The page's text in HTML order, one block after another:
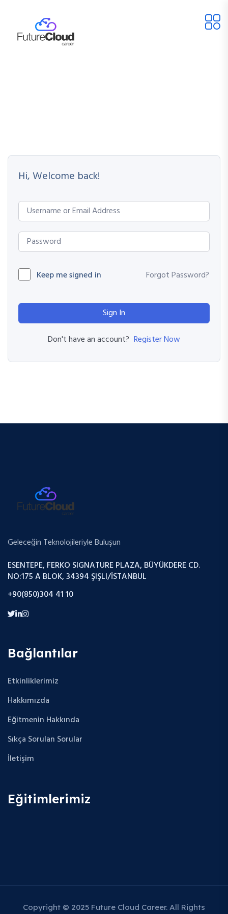
Hi, Welcome back!
Keep me signed in Forgot Password?
Sign In
Don't have an account? Register Now
Geleceğin Teknolojileriyle Buluşun
ESENTEPE, FERKO SIGNATURE PLAZA, BÜYÜKDERE CD.
NO:175 A BLOK, 34394 ŞIŞLI/İSTANBUL
+90(850)304 41 10
Bağlantılar
Etkinliklerimiz
Hakkımızda
Eğitmenin Hakkında
Sıkça Sorulan Sorular
İletişim
Eğitimlerimiz
Copyright © 2025 Future Cloud Career. All Rights